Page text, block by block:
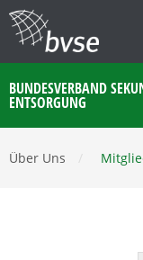
BUNDESVERBAND
ENTSORGUNG
Über Uns